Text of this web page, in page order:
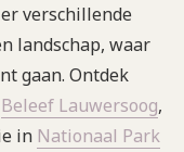
verschillende
landschap, waar
gaan. Ontdek
Beleef Lauwersoog,
in Nationaal Park